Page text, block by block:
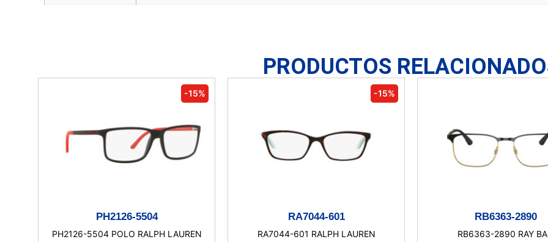
PRODUCTOS
-15%
PH2126-5504
PH2126-5504 POLO RALPH LAUREN
-15%
RA7044-601
RA7044-601 RALPH LAUREN
RB6363-2890
RB6363-2890 RAY